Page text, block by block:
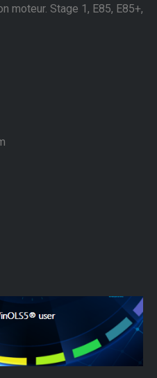
moteur. Stage 1, E85, E85+,